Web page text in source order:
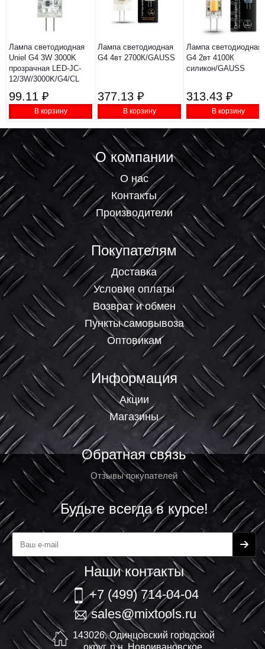
Лампа светодиодная
Uniel G4 3W 3000K
прозрачная LED-JC-
12/3W/3000K/G4/CL
99.11 ₽
В корзину
Лампа светодиодная
G4 4вт 2700К/GAUSS
377.13 ₽
В корзину
Лампа светодиодная
G4 2вт 4100К
силикон/GAUSS
313.43 ₽
В корзину
О компании
О нас
Контакты
Производители
Покупателям
Доставка
Условия оплаты
Возврат и обмен
Пункты самовывоза
Оптовикам
Информация
Акции
Магазины
Обратная связь
Отзывы покупателей
Будьте всегда в курсе!
Наши контакты
+7 (499) 714-04-04
sales@mixtools.ru
143026, Одинцовский городской
округ, р.н. Новоивановское,